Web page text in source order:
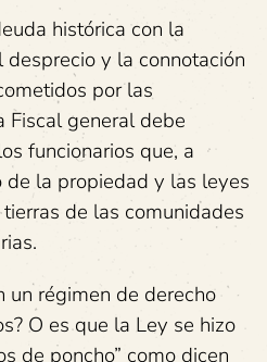
histórica con la
y la connotación
por las
Fiscal general debe
funcionarios que, a
la propiedad y las leyes
de las comunidades
un régimen de derecho
O es que la Ley se hizo
de poncho” como dicen